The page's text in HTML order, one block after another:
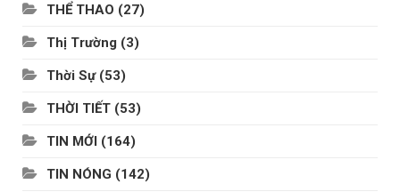
THỂ THAO (27)
Thị Trường (3)
Thời Sự(53)
THỜI TIẾT (53)
TIN MỚI (164)
TIN NÓNG (142)